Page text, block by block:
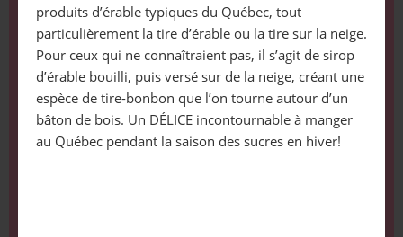
produits d’érable typiques du Québec, tout
particulièrement la tire d’érable ou la tire sur la neige.
Pour ceux qui ne connaîtraient pas, il s’agit de sirop
d’érable bouilli, puis versé sur de la neige, créant une
espèce de tire-bonbon que l’on tourne autour d’un
bâton de bois. Un DÉLICE incontournable à manger
au Québec pendant la saison des sucres en hiver!